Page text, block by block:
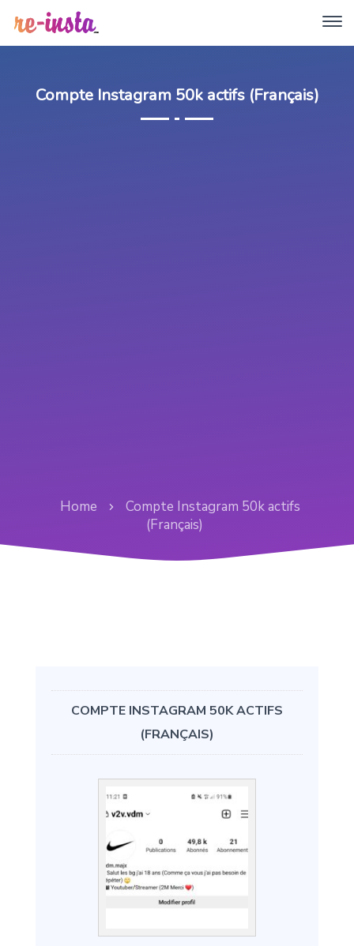
Compte Instagram 50k actifs (Français)
Home
Compte Instagram 50k actifs
(Français)
COMPTE INSTAGRAM 50K ACTIFS
(FRANÇAIS)